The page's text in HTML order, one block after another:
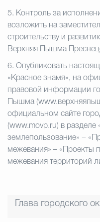
5. Контроль за
возложить на
строительству и
Верхняя Пышма
6. Опубликовать
«Красное знамя», на
правовой информации
Пышма
официальном сайте
(www.movp.ru) в разделе
землепользование» −
межевания» – «Проекты
межевания территорий
Глава городского